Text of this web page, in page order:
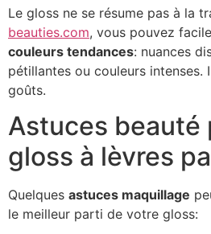
Le gloss ne se résume pas à la
beauties.com, vous pouvez
couleurs tendances: nuances
pétillantes ou couleurs intenses.
goûts.
Astuces beauté
gloss à lèvres
Quelques astuces maquillage
le meilleur parti de votre gloss: